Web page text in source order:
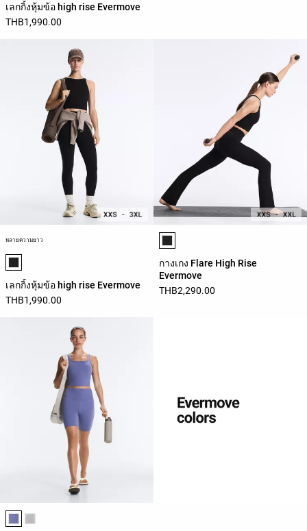
เลกกิ้งหุ้มข้อ high rise Evermove
THB1,990.00
หลายความยาว
รายการสีสินค้า
เลกกิ้งหุ้มข้อ high rise Evermove
THB1,990.00
รายการสีสินค้า
กางเกง Flare High Rise
Evermove
THB2,290.00
รายการสีสินค้า